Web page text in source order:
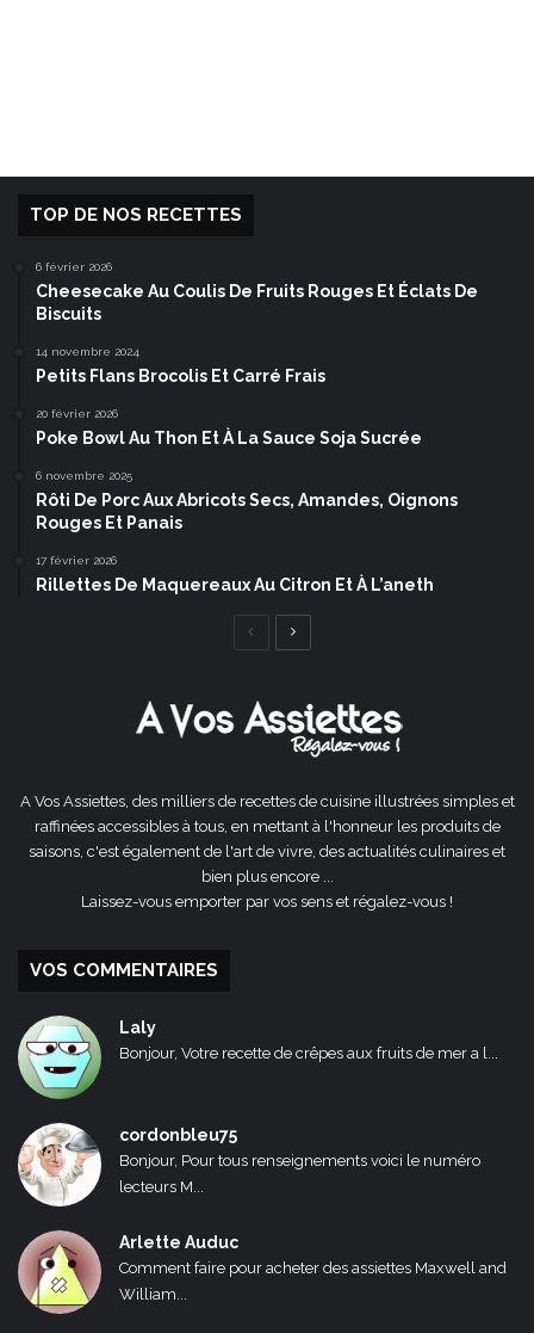
TOP DE NOS RECETTES
6 février 2026
Cheesecake Au Coulis De Fruits Rouges Et Éclats De
Biscuits
14 novembre 2024
Petits Flans Brocolis Et Carré Frais
20 février 2026
Poke Bowl Au Thon Et À La Sauce Soja Sucrée
6 novembre 2025
Rôti De Porc Aux Abricots Secs, Amandes, Oignons
Rouges Et Panais
17 février 2026
Rillettes De Maquereaux Au Citron Et À L’aneth
Page
A Vos Assiettes, des milliers de recettes de cuisine illustrées simples et
raffinées accessibles à tous, en mettant à l'honneur les produits de
saisons, c'est également de l'art de vivre, des actualités culinaires et
bien plus encore ...
Laissez-vous emporter par vos sens et régalez-vous !
VOS COMMENTAIRES
Laly
Bonjour, Votre recette de crêpes aux fruits de mer a l...
cordonbleu75
Bonjour, Pour tous renseignements voici le numéro
lecteurs M...
Arlette Auduc
Comment faire pour acheter des assiettes Maxwell and
William...